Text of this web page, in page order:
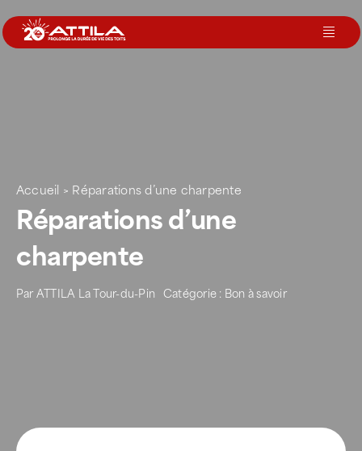
au
contenu
Nos agences
Votre toit
Rejoignez-nous
Accueil > Réparations d’une charpente
Réparations d’une
charpente
ParATTILA La Tour-du-Pin Catégorie : Bon à savoir